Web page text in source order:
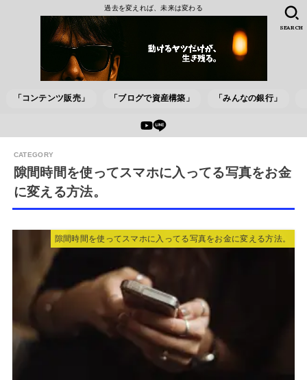
過去を変えれば、未来は変わる
「コンテンツ販売」 「ブログで資産構築」 「みんなの銀行」
SEARCH
隙間時間を使ってスマホに入ってる写真をお金
に変える方法。
隙間時間を使ってスマホに入ってる写真をお金に変える方法。